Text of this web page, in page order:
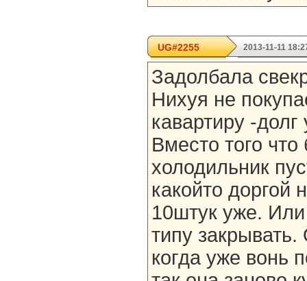
UG#2255 2013-11-11
Задолбала
Нихуя не
кавартиру -
Вместо того
холодильник
какойто доргой
10штук уже.
типу
когда уже вонь